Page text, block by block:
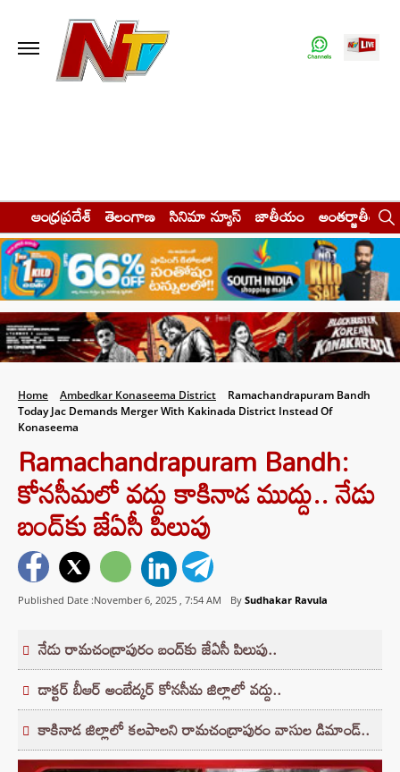
ఆంధ్రప్రదేశ్ తెలంగాణ సినిమా న్యూస్ జాతీయం అంతర్జాతీయం
Home Ambedkar Konaseema District
Ramachandrapuram Bandh
Today Jac Demands Merger With Kakinada District Instead Of
Konaseema
Ramachandrapuram Bandh:
కోనసీమలో వద్దు కాకినాడ ముద్దు.. నేడు
బంద్‌కు జేఏసీ పిలుపు
Published Date :November 6, 2025 , 7:54 AM By Sudhakar Ravula
నేడు రామచంద్రాపురం బంద్‌కు జేఏసీ పిలుపు..
డాక్టర్‌ బీఆర్‌ అంబేద్కర్‌ కోనసీమ జిల్లాలో వద్దు..
కాకినాడ జిల్లాలో కలపాలని రామచంద్రాపురం వాసుల డిమాండ్..